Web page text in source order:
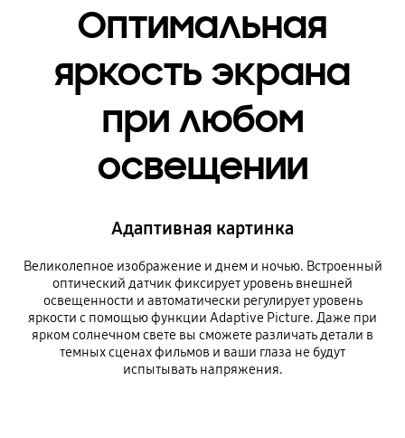
Оптимальная
яркость экрана
при любом
освещении
Адаптивная картинка
Великолепное изображение и днем и ночью. Встроенный
оптический датчик фиксирует уровень внешней
освещенности и автоматически регулирует уровень
яркости с помощью функции Adaptive Picture. Даже при
ярком солнечном свете вы сможете различать детали в
темных сценах фильмов и ваши глаза не будут
испытывать напряжения.